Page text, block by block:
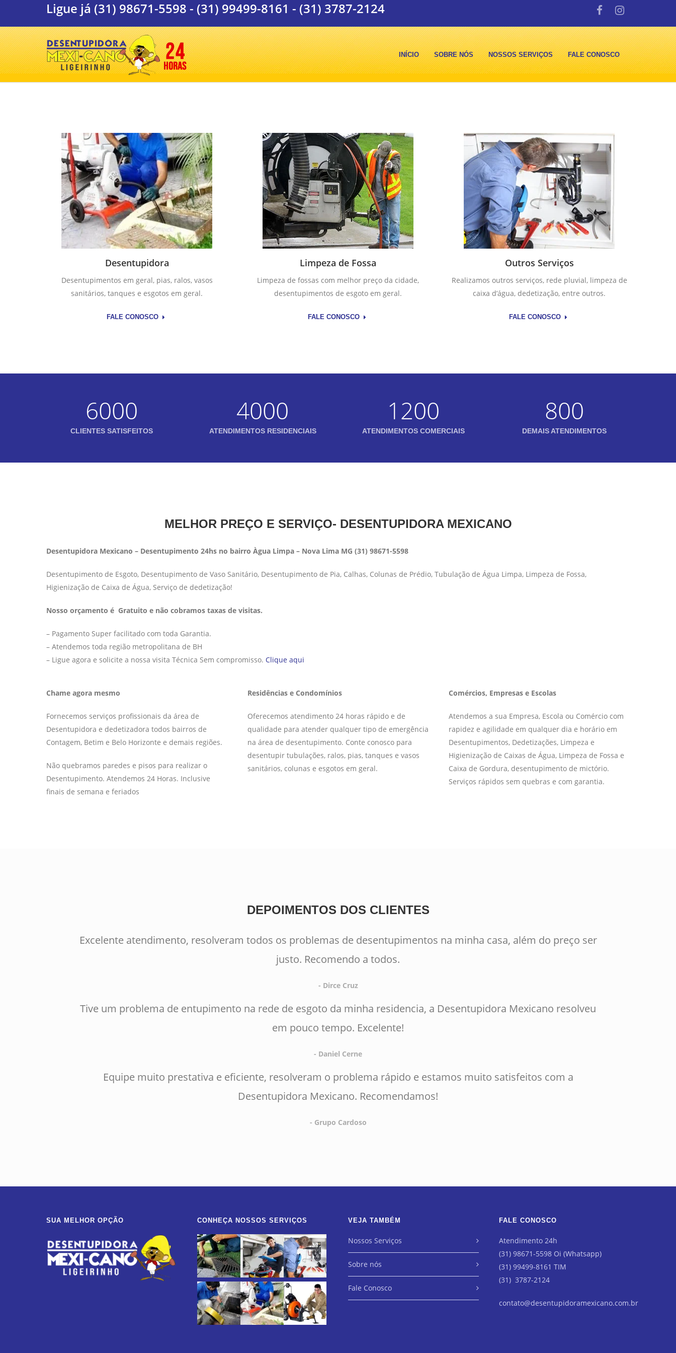
Ligue já (31) 98671-5598 - (31) 99499-8161 - (31) 3787-2124
INÍCIO SOBRE NÓS NOSSOS SERVIÇOS FALE CONOSCO
Desentupidora
Desentupimentos em geral, pias, ralos, vasos
sanitários, tanques e esgotos em geral.
FALE CONOSCO
Limpeza de Fossa
Limpeza de fossas com melhor preço da cidade,
desentupimentos de esgoto em geral.
FALE CONOSCO
Outros Serviços
Realizamos outros serviços, rede pluvial, limpeza de
caixa d’água, dedetização, entre outros.
FALE CONOSCO
6000
CLIENTES SATISFEITOS
4000
ATENDIMENTOS RESIDENCIAIS
1200
ATENDIMENTOS COMERCIAIS
800
DEMAIS ATENDIMENTOS
MELHOR PREÇO E SERVIÇO- DESENTUPIDORA MEXICANO
Desentupidora Mexicano – Desentupimento 24hs no bairro Àgua Limpa – Nova Lima MG (31) 98671-5598
Desentupimento de Esgoto, Desentupimento de Vaso Sanitário, Desentupimento de Pia, Calhas, Colunas de Prédio, Tubulação de Água Limpa, Limpeza de Fossa,
Higienização de Caixa de Água, Serviço de dedetização!
Nosso orçamento é Gratuito e não cobramos taxas de visitas.
– Pagamento Super facilitado com toda Garantia.
– Atendemos toda região metropolitana de BH
– Ligue agora e solicite a nossa visita Técnica Sem compromisso. Clique aqui
Chame agora mesmo
Fornecemos serviços profissionais da área de
Desentupidora e dedetizadora todos bairros de
Contagem, Betim e Belo Horizonte e demais regiões.
Não quebramos paredes e pisos para realizar o
Desentupimento. Atendemos 24 Horas. Inclusive
finais de semana e feriados
Residências e Condomínios
Oferecemos atendimento 24 horas rápido e de
qualidade para atender qualquer tipo de emergência
na área de desentupimento. Conte conosco para
desentupir tubulações, ralos, pias, tanques e vasos
sanitários, colunas e esgotos em geral.
Comércios, Empresas e Escolas
Atendemos a sua Empresa, Escola ou Comércio com
rapidez e agilidade em qualquer dia e horário em
Desentupimentos, Dedetizações, Limpeza e
Higienização de Caixas de Água, Limpeza de Fossa e
Caixa de Gordura, desentupimento de mictório.
Serviços rápidos sem quebras e com garantia.
DEPOIMENTOS DOS CLIENTES
Excelente atendimento, resolveram todos os problemas de desentupimentos na minha casa, além do preço ser
justo. Recomendo a todos.
- Dirce Cruz
Tive um problema de entupimento na rede de esgoto da minha residencia, a Desentupidora Mexicano resolveu
em pouco tempo. Excelente!
- Daniel Cerne
Equipe muito prestativa e eficiente, resolveram o problema rápido e estamos muito satisfeitos com a
Desentupidora Mexicano. Recomendamos!
- Grupo Cardoso
SUA MELHOR OPÇÃO CONHEÇA NOSSOS SERVIÇOS VEJA TAMBÉM
Nossos Serviços
Sobre nós
Fale Conosco
FALE CONOSCO
Atendimento 24h
(31) 98671-5598 Oi (Whatsapp)
(31) 99499-8161 TIM
(31) 3787-2124
contato@desentupidoramexicano.com.br